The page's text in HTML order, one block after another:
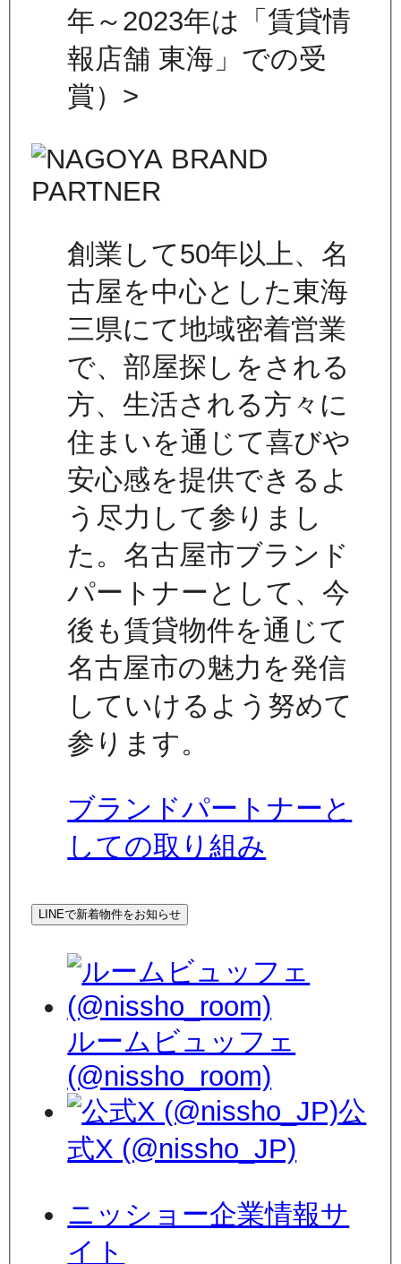
年～2023年は「賃貸情
報店舗 東海」での受
賞）>
創業して50年以上、名
古屋を中心とした東海
三県にて地域密着営業
で、部屋探しをされる
方、生活される方々に
住まいを通じて喜びや
安心感を提供できるよ
う尽力して参りまし
た。名古屋市ブランド
パートナーとして、今
後も賃貸物件を通じて
名古屋市の魅力を発信
していけるよう努めて
参ります。
ブランドパートナーと
しての取り組み
LINEで新着物件をお知らせ
ルームビュッフェ
(@nissho_room)
公
式X (@nissho_JP)
ニッショー企業情報サ
イト